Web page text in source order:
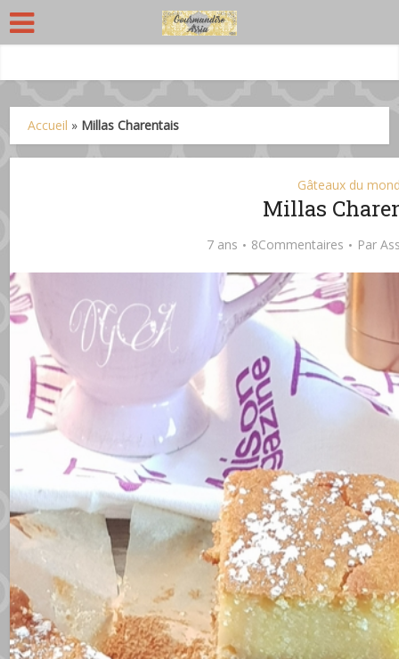
Accueil » Millas Charentais
Gâteaux du
Millas
7 ans 8Commentaires Par